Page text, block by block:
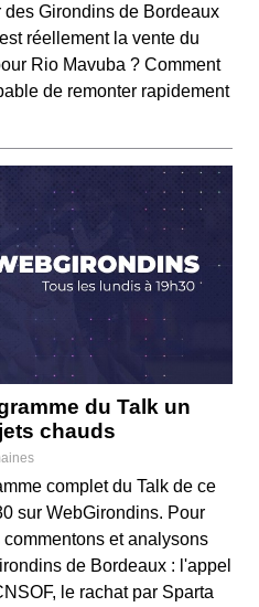
Girondins de Bordeaux
réellement la vente du
Rio Mavuba ? Comment
de remonter rapidement
du Talk un
chauds
complet du Talk de ce
sur WebGirondins. Pour
et analysons
de Bordeaux : l'appel
le rachat par Sparta